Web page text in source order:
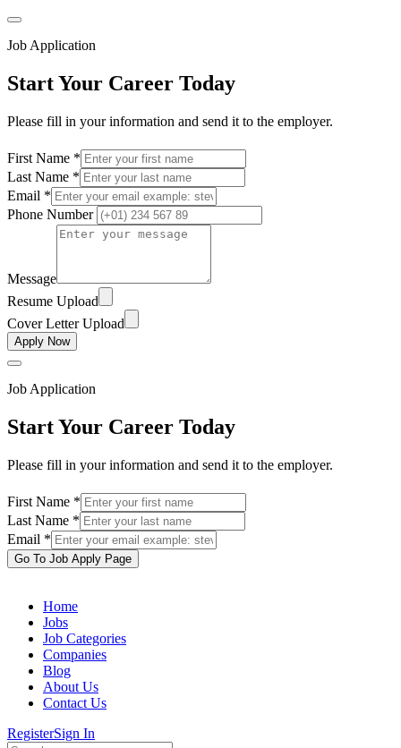
Job Application
Start Your Career Today
Please fill in your information and send it to the employer.
First Name *
Last Name *
Email *
Phone Number
Message
Resume Upload
Cover Letter Upload
Apply Now
Job Application
Start Your Career Today
Please fill in your information and send it to the employer.
First Name *
Last Name *
Email *
Go To Job Apply Page
Home
Jobs
Job Categories
Companies
Blog
About Us
Contact Us
RegisterSign In